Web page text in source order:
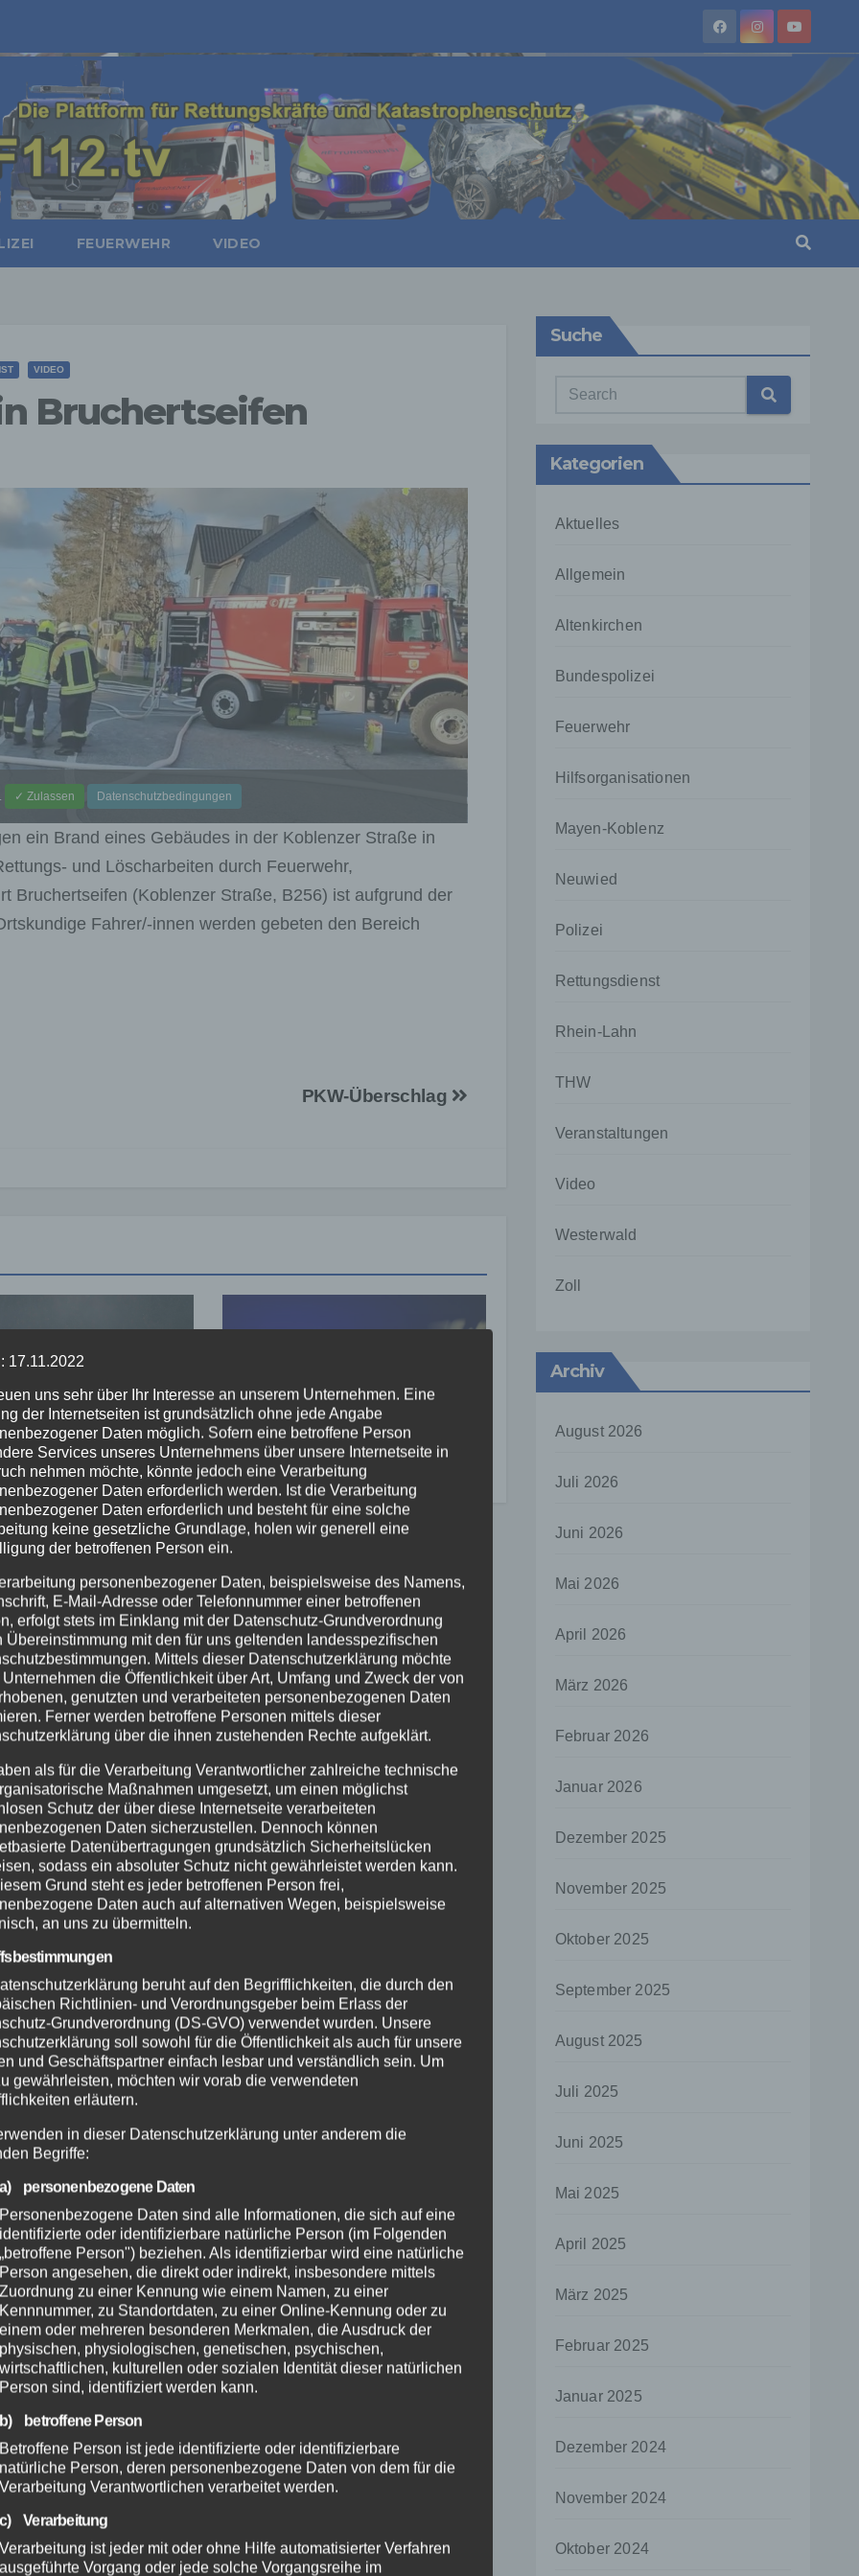
FEUERWEHR VIDEO
VIDEO
Bruchertseifen
✓ Zulassen Datenschutzbedingungen
ein Brand eines Gebäudes in der Koblenzer Straße in
und Löscharbeiten durch Feuerwehr,
Bruchertseifen (Koblenzer Straße, B256) ist aufgrund der
Fahrer/-innen werden gebeten den Bereich
PKW-Überschlag
bei
auf
2026
Große Suchaktion
in Flammersfeld:
Vermisste Person
wohlbehalten
gefunden
7. AUG. 2026
Suche
Kategorien
Aktuelles
Allgemein
Altenkirchen
Bundespolizei
Feuerwehr
Hilfsorganisationen
Mayen-Koblenz
Neuwied
Polizei
Rettungsdienst
Rhein-Lahn
THW
Veranstaltungen
Video
Westerwald
Zoll
Archiv
August 2026
Juli 2026
Juni 2026
Mai 2026
April 2026
März 2026
Februar 2026
Januar 2026
Dezember 2025
November 2025
Oktober 2025
September 2025
August 2025
Juli 2025
Juni 2025
Mai 2025
April 2025
März 2025
Februar 2025
Januar 2025
Dezember 2024
November 2024
Oktober 2024
17.11.2022
uns sehr über Ihr Interesse an unserem Unternehmen. Eine
der Internetseiten ist grundsätzlich ohne jede Angabe
Daten möglich. Sofern eine betroffene Person
Services unseres Unternehmens über unsere Internetseite in
nehmen möchte, könnte jedoch eine Verarbeitung
Daten erforderlich werden. Ist die Verarbeitung
Daten erforderlich und besteht für eine solche
keine gesetzliche Grundlage, holen wir generell eine
der betroffenen Person ein.
personenbezogener Daten, beispielsweise des Namens,
E-Mail-Adresse oder Telefonnummer einer betroffenen
erfolgt stets im Einklang mit der Datenschutz-Grundverordnung
Übereinstimmung mit den für uns geltenden landesspezifischen
Mittels dieser Datenschutzerklärung möchte
Unternehmen die Öffentlichkeit über Art, Umfang und Zweck der von
genutzten und verarbeiteten personenbezogenen Daten
Ferner werden betroffene Personen mittels dieser
über die ihnen zustehenden Rechte aufgeklärt.
als für die Verarbeitung Verantwortlicher zahlreiche technische
Maßnahmen umgesetzt, um einen möglichst
Schutz der über diese Internetseite verarbeiteten
Daten sicherzustellen. Dennoch können
Datenübertragungen grundsätzlich Sicherheitslücken
sodass ein absoluter Schutz nicht gewährleistet werden kann.
Grund steht es jeder betroffenen Person frei,
Daten auch auf alternativen Wegen, beispielsweise
an uns zu übermitteln.
beruht auf den Begrifflichkeiten, die durch den
Richtlinien- und Verordnungsgeber beim Erlass der
Grundverordnung (DS-GVO) verwendet wurden. Unsere
soll sowohl für die Öffentlichkeit als auch für unsere
und Geschäftspartner einfach lesbar und verständlich sein. Um
gewährleisten, möchten wir vorab die verwendeten
erläutern.
in dieser Datenschutzerklärung unter anderem die
Begriffe:
a) personenbezogene Daten
Personenbezogene Daten sind alle Informationen, die sich auf eine
identifizierte oder identifizierbare natürliche Person (im Folgenden
„betroffene Person") beziehen. Als identifizierbar wird eine natürliche
Person angesehen, die direkt oder indirekt, insbesondere mittels
Zuordnung zu einer Kennung wie einem Namen, zu einer
Kennnummer, zu Standortdaten, zu einer Online-Kennung oder zu
einem oder mehreren besonderen Merkmalen, die Ausdruck der
physischen, physiologischen, genetischen, psychischen,
wirtschaftlichen, kulturellen oder sozialen Identität dieser natürlichen
Person sind, identifiziert werden kann.
b) betroffene Person
Betroffene Person ist jede identifizierte oder identifizierbare
natürliche Person, deren personenbezogene Daten von dem für die
Verarbeitung Verantwortlichen verarbeitet werden.
c) Verarbeitung
Verarbeitung ist jeder mit oder ohne Hilfe automatisierter Verfahren
ausgeführte Vorgang oder jede solche Vorgangsreihe im